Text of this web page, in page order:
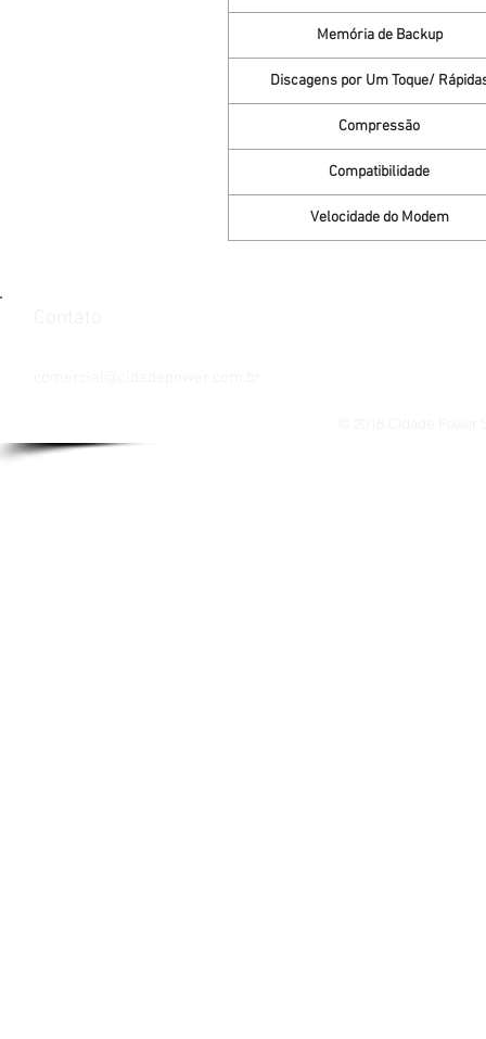
Memória de Backup
Discagens por Um Toque/
Compressão
Compatibilidade
Velocidade do Modem